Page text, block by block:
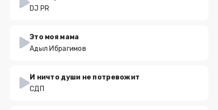
DJ PR
Это моя мама
Адыл Ибрагимов
И ничто души не потревожит
СДП